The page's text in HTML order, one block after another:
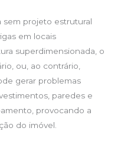
sem projeto estrutural
em locais
superdimensionada, o
ou, ao contrário,
gerar problemas
paredes e
provocando a
do imóvel.